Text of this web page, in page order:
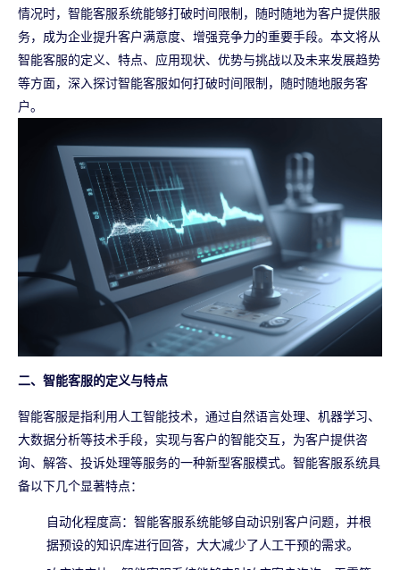
情况时，智能客服系统能够打破时间限制，随时随地为客户提供服
务，成为企业提升客户满意度、增强竞争力的重要手段。本文将从
智能客服的定义、特点、应用现状、优势与挑战以及未来发展趋势
等方面，深入探讨智能客服如何打破时间限制，随时随地服务客
户。
二、智能客服的定义与特点
智能客服是指利用人工智能技术，通过自然语言处理、机器学习、
大数据分析等技术手段，实现与客户的智能交互，为客户提供咨
询、解答、投诉处理等服务的一种新型客服模式。智能客服系统具
备以下几个显著特点：
自动化程度高：智能客服系统能够自动识别客户问题，并根
据预设的知识库进行回答，大大减少了人工干预的需求。